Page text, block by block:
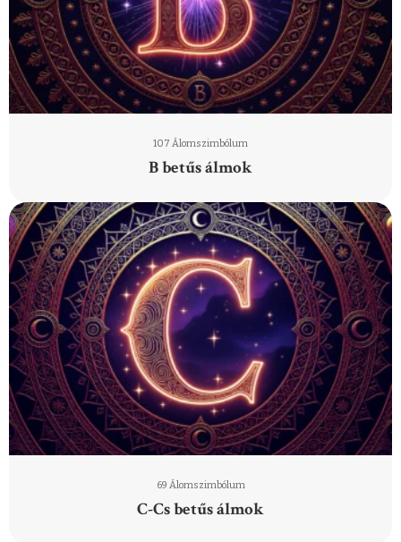
107 Álomszimbólum
B betűs álmok
69 Álomszimbólum
C-Cs betűs álmok